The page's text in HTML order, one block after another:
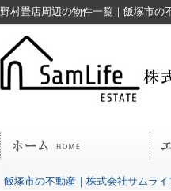
野村畳店周辺の物件一覧｜飯塚市の
飯塚市の不動産｜株式会社サムライ